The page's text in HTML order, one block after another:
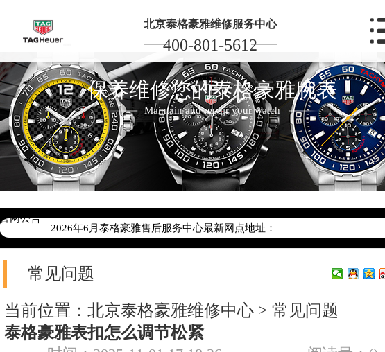
北京泰格豪雅维修服务中心
400-801-5612
保养维修您的泰格豪雅腕表
Maintain and repair your watch
官网公告
>
2026年6月泰格豪雅北京市售后服务网络优化升级公告
2026年6月北京市泰格豪雅官方售后客户服务热线：400-801-5612
2026年6月泰格豪雅售后服务中心最新网点地址：
北京市东城区东长安街1号东方广场写字楼W3座6层602室（需提前预约）
节假日正常营业！
常见问题
当前位置： 北京泰格豪雅维修中心 > 常见问题
泰格豪雅表扣怎么调节松紧